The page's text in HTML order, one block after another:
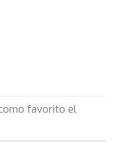
favorito el